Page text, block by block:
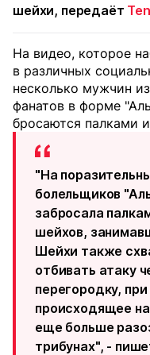
шейхи, передаёт
На видео, которое
в различных
несколько мужчин
фанатов в форме
бросаются палками
"На
болельщиков
забросала
шейхов,
Шейхи также
отбивать атаку
перегородку,
происходящее
еще больше
трибунах", -